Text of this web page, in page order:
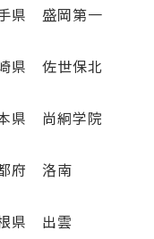
盛岡第一
佐世保北
尚絅学院
洛南
出雲